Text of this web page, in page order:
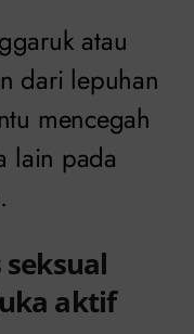
atau
dari lepuhan
mencegah
lain pada
aktif